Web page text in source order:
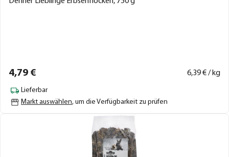
4,79 € 6,39€ / kg
Lieferbar
Markt auswählen, um die Verfügbarkeit zu prüfen